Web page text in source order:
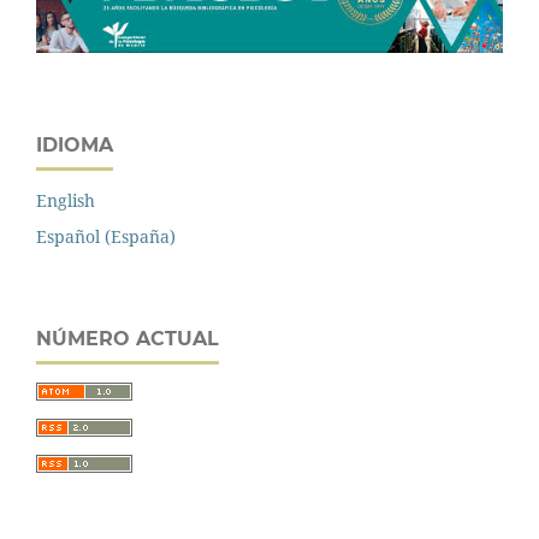
IDIOMA
English
Español (España)
NÚMERO ACTUAL